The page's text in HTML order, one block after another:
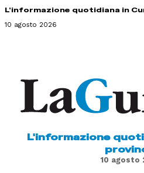
L'informazione quotidiana in
10 agosto 2026
L'informazione
10 agosto